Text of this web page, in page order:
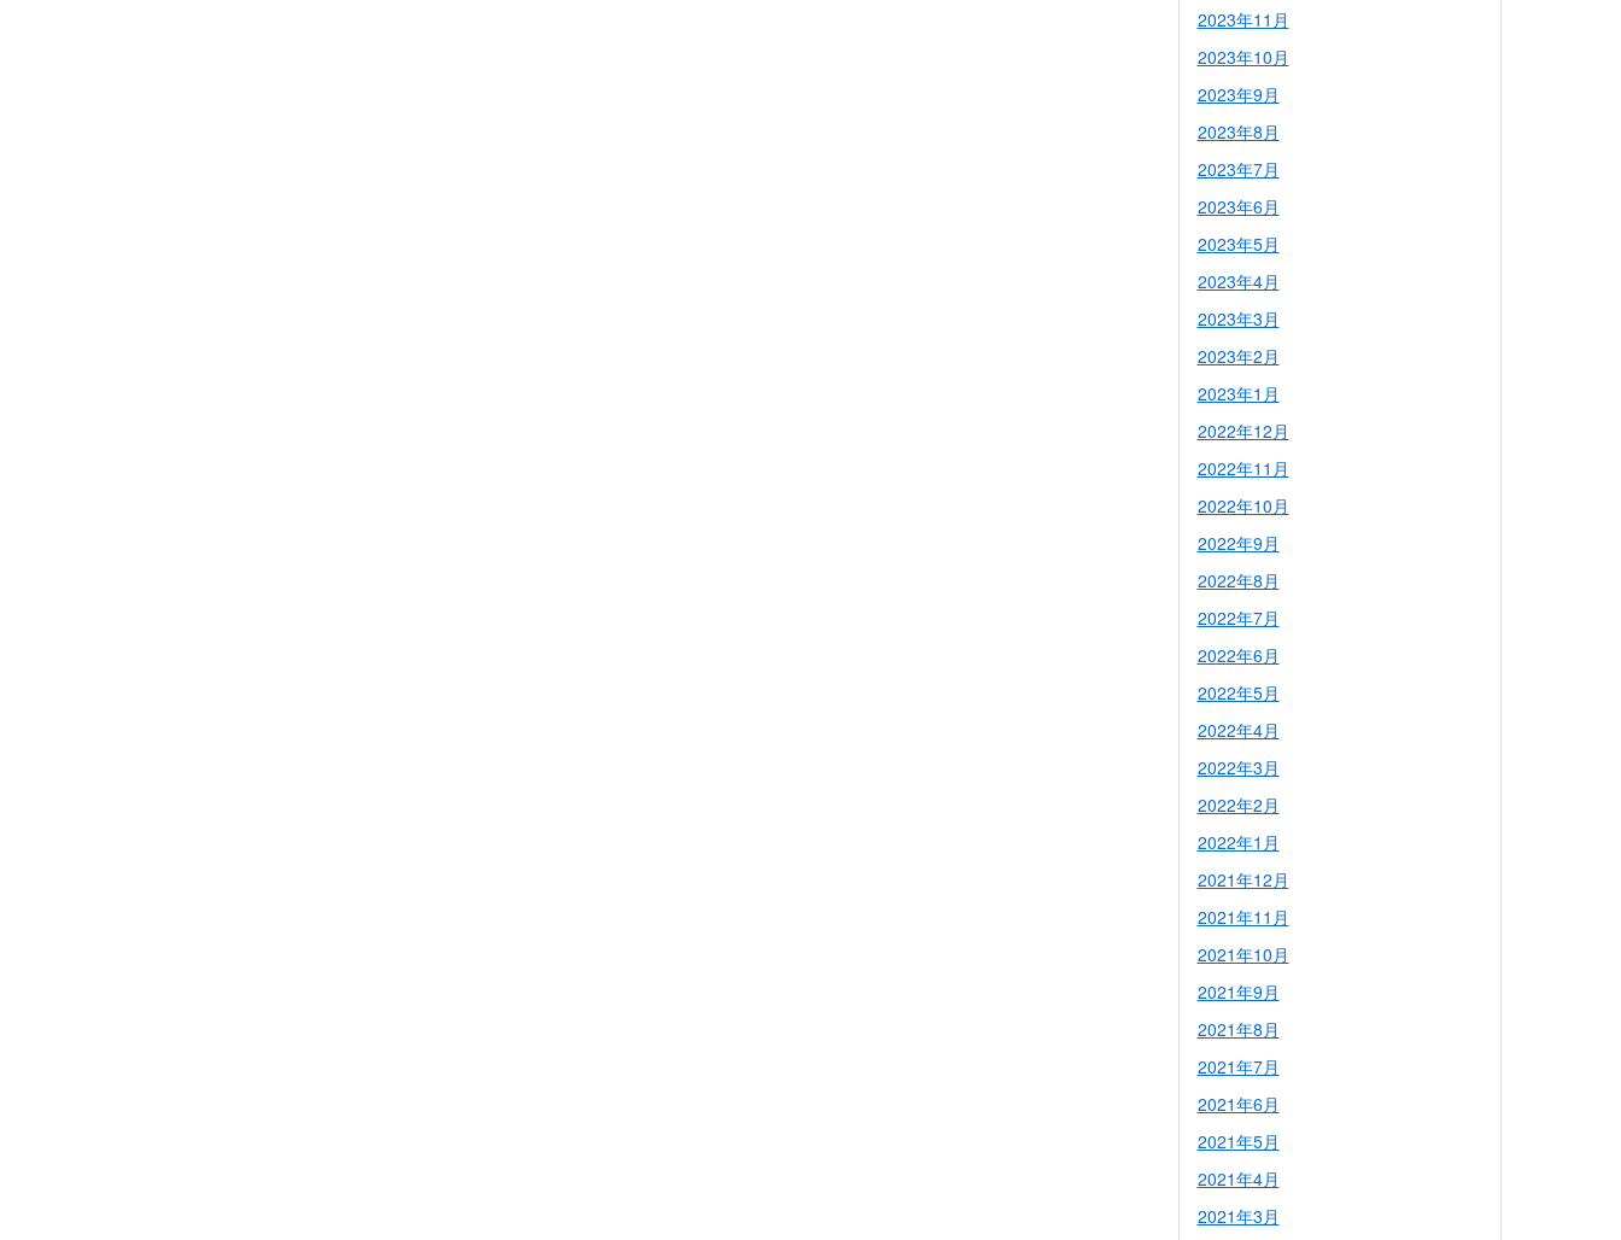
2023年11月
2023年10月
2023年9月
2023年8月
2023年7月
2023年6月
2023年5月
2023年4月
2023年3月
2023年2月
2023年1月
2022年12月
2022年11月
2022年10月
2022年9月
2022年8月
2022年7月
2022年6月
2022年5月
2022年4月
2022年3月
2022年2月
2022年1月
2021年12月
2021年11月
2021年10月
2021年9月
2021年8月
2021年7月
2021年6月
2021年5月
2021年4月
2021年3月